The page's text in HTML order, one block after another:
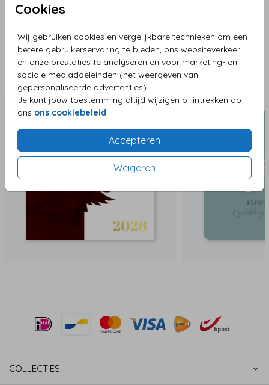
Cookies
Wij gebruiken cookies en vergelijkbare technieken om een
betere gebruikerservaring te bieden, ons websiteverkeer
en onze prestaties te analyseren en voor marketing- en
sociale mediadoeleinden (het weergeven van
gepersonaliseerde advertenties).
Je kunt jouw toestemming altijd wijzigen of intrekken op
ons ons cookiebeleid.
Accepteren
Weigeren
Collectie
Kerstkaarten Trendy
Aanbevolen
COLLECTIES